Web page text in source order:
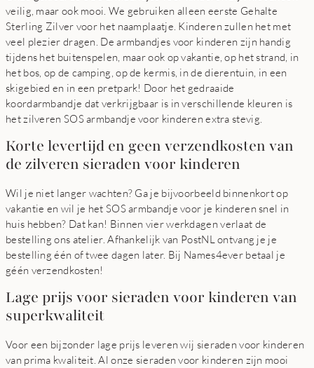
veilig, maar ook mooi. We gebruiken alleen eerste Gehalte
Sterling Zilver voor het naamplaatje. Kinderen zullen het met
veel plezier dragen. De armbandjes voor kinderen zijn handig
tijdens het buitenspelen, maar ook op vakantie, op het strand, in
het bos, op de camping, op de kermis, in de dierentuin, in een
skigebied en in een pretpark! Door het gedraaide
koordarmbandje dat verkrijgbaar is in verschillende kleuren is
het zilveren SOS armbandje voor kinderen extra stevig.
Korte levertijd en geen verzendkosten van
de zilveren sieraden voor kinderen
Wil je niet langer wachten? Ga je bijvoorbeeld binnenkort op
vakantie en wil je het SOS armbandje voor je kinderen snel in
huis hebben? Dat kan! Binnen vier werkdagen verlaat de
bestelling ons atelier. Afhankelijk van PostNL ontvang je je
bestelling één of twee dagen later. Bij Names4ever betaal je
géén verzendkosten!
Lage prijs voor sieraden voor kinderen van
superkwaliteit
Voor een bijzonder lage prijs leveren wij sieraden voor kinderen
van prima kwaliteit. Al onze sieraden voor kinderen zijn mooi